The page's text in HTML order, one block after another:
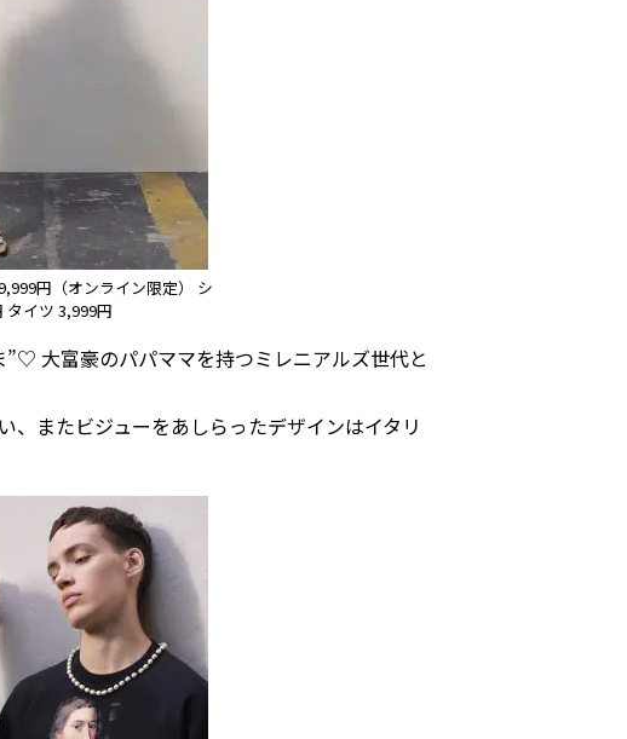
円（オンライン限定） シ
タイツ 3,999円
大富豪のパパママを持つミレニアルズ世代と
またビジューをあしらったデザインはイタリ